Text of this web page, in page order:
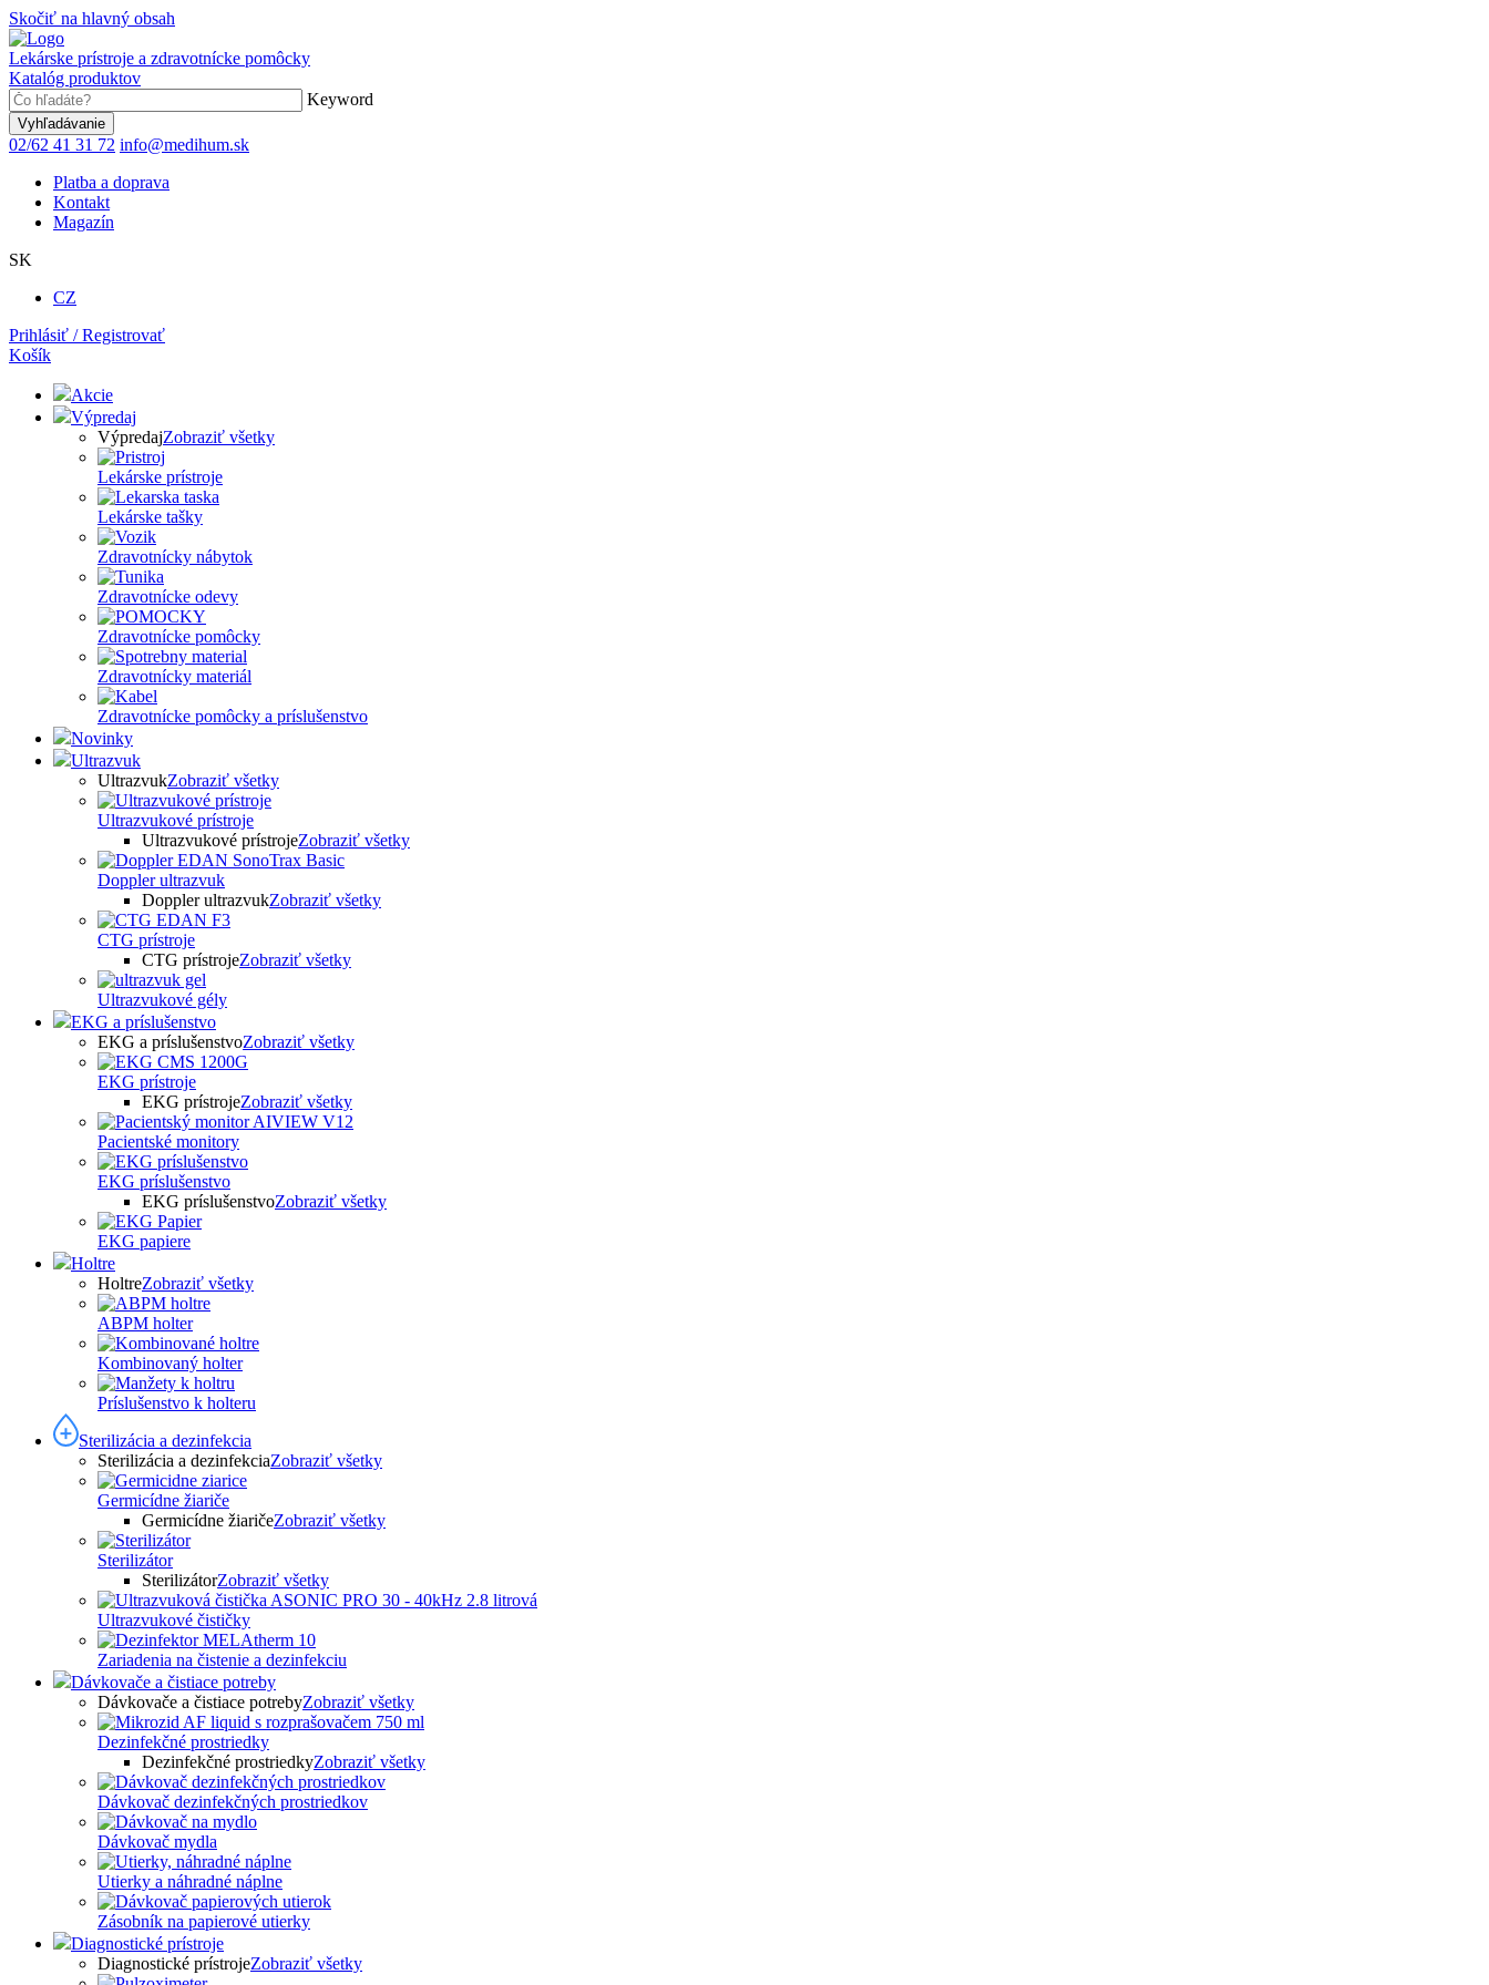
Skočiť na hlavný obsah
Lekárske prístroje a zdravotnícke pomôcky
Katalóg produktov
Keyword
02/62 41 31 72 info@medihum.sk
Platba a doprava
Kontakt
Magazín
SK
CZ
Prihlásiť / Registrovať
Košík
Akcie
Výpredaj
VýpredajZobraziť všetky
Lekárske prístroje
Lekárske tašky
Zdravotnícky nábytok
Zdravotnícke odevy
Zdravotnícke pomôcky
Zdravotnícky materiál
Zdravotnícke pomôcky a príslušenstvo
Novinky
Ultrazvuk
UltrazvukZobraziť všetky
Ultrazvukové prístroje
Ultrazvukové prístrojeZobraziť všetky
Doppler ultrazvuk
Doppler ultrazvukZobraziť všetky
CTG prístroje
CTG prístrojeZobraziť všetky
Ultrazvukové gély
EKG a príslušenstvo
EKG a príslušenstvoZobraziť všetky
EKG prístroje
EKG prístrojeZobraziť všetky
Pacientské monitory
EKG príslušenstvo
EKG príslušenstvoZobraziť všetky
EKG papiere
Holtre
HoltreZobraziť všetky
ABPM holter
Kombinovaný holter
Príslušenstvo k holteru
Sterilizácia a dezinfekcia
Sterilizácia a dezinfekciaZobraziť všetky
Germicídne žiariče
Germicídne žiaričeZobraziť všetky
Sterilizátor
SterilizátorZobraziť všetky
Ultrazvukové čističky
Zariadenia na čistenie a dezinfekciu
Dávkovače a čistiace potreby
Dávkovače a čistiace potrebyZobraziť všetky
Dezinfekčné prostriedky
Dezinfekčné prostriedkyZobraziť všetky
Dávkovač dezinfekčných prostriedkov
Dávkovač mydla
Utierky a náhradné náplne
Zásobník na papierové utierky
Diagnostické prístroje
Diagnostické prístrojeZobraziť všetky